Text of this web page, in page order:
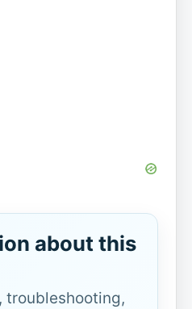
about this
troubleshooting,